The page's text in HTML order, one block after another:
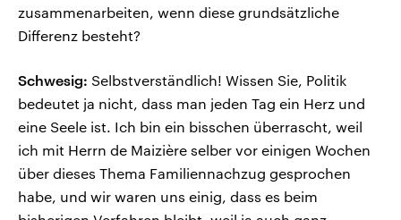
zusammenarbeiten, wenn diese grundsätzliche
Differenz besteht?
Schwesig: Selbstverständlich! Wissen Sie, Politik
bedeutet ja nicht, dass man jeden Tag ein Herz und
eine Seele ist. Ich bin ein bisschen überrascht, weil
ich mit Herrn de Maizière selber vor einigen Wochen
über dieses Thema Familiennachzug gesprochen
habe, und wir waren uns einig, dass es beim